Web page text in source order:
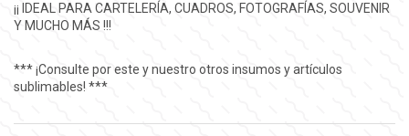
¡¡ IDEAL PARA CARTELERÍA, CUADROS, FOTOGRAFÍAS, SOUVENIR
Y MUCHO MÁS !!!
*** ¡Consulte por este y nuestro otros insumos y artículos
sublimables! ***